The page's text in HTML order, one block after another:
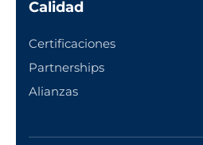
Calidad
Certificaciones
Partnerships
Alianzas